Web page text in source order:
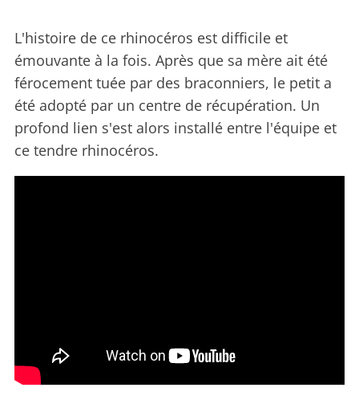
L'histoire de ce rhinocéros est difficile et
émouvante à la fois. Après que sa mère ait été
férocement tuée par des braconniers, le petit a
été adopté par un centre de récupération. Un
profond lien s'est alors installé entre l'équipe et
ce tendre rhinocéros.